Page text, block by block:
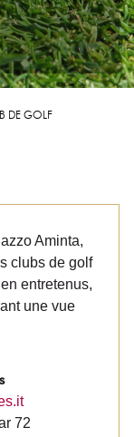
DE GOLF
Aminta,
clubs de golf
entretenus,
une vue
72